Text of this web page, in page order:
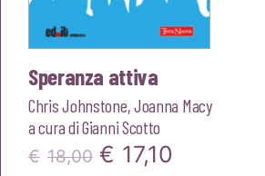
Speranza attiva
Chris Johnstone,Joanna Macy
a cura diGianni Scotto
€ 18,00 Il
€ 17,10